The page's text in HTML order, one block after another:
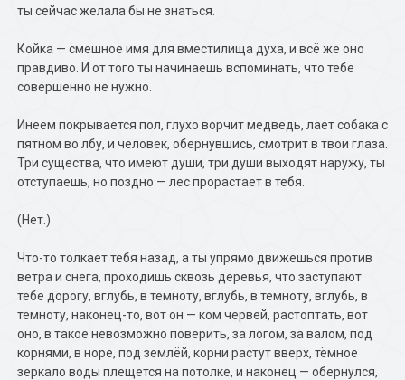
ты сейчас желала бы не знаться.
Койка — смешное имя для вместилища духа, и всё же оно
правдиво. И от того ты начинаешь вспоминать, что тебе
совершенно не нужно.
Инеем покрывается пол, глухо ворчит медведь, лает собака с
пятном во лбу, и человек, обернувшись, смотрит в твои глаза.
Три существа, что имеют души, три души выходят наружу, ты
отступаешь, но поздно — лес прорастает в тебя.
(Нет.)
Что-то толкает тебя назад, а ты упрямо движешься против
ветра и снега, проходишь сквозь деревья, что заступают
тебе дорогу, вглубь, в темноту, вглубь, в темноту, вглубь, в
темноту, наконец-то, вот он — ком червей, растоптать, вот
оно, в такое невозможно поверить, за логом, за валом, под
корнями, в норе, под землёй, корни растут вверх, тёмное
зеркало воды плещется на потолке, и наконец — обернулся,